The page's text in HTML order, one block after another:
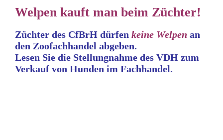
Welpen kauft man beim Züchter!
Züchter des CfBrH dürfen keine Welpen an
den Zoofachhandel abgeben.
Lesen Sie die Stellungnahme des VDH zum
Verkauf von Hunden im Fachhandel.